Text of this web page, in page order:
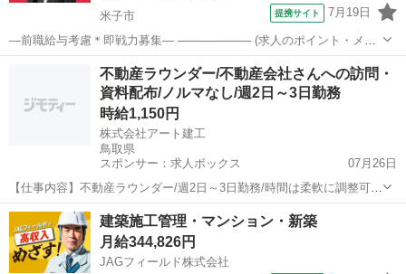
米子市
提携サイト 7月19日
—前職給与考慮＊即戦力募集— ───────── (求人のポイント・メリ
ット) ・高速道路の電気通信工事に関わる土木施工管理業務です。 ・
マイカー通勤OK ・宿舎ありで通勤負担を軽減します。 ・書類作成は
Excel・Wor...
米子市 大工
不動産ラウンダー/不動産会社さんへの訪問・
資料配布/ノルマなし/週2日～3日勤務
時給1,150円
株式会社アート建工
鳥取県
スポンサー：求人ボックス
07月26日
【仕事内容】不動産ラウンダー/週2日～3日勤務/時間は柔軟に調整可能
社用車で担当エリアの不動産会社を訪問します。 地域の不動産会社へ
定期的に訪問し、アート建工のことを知っていただくお仕事です。 人
と話すことが好き、接することが好...
アルバイト・パート
建築施工管理・マンション・新築
月給344,826円
JAGフィールド株式会社